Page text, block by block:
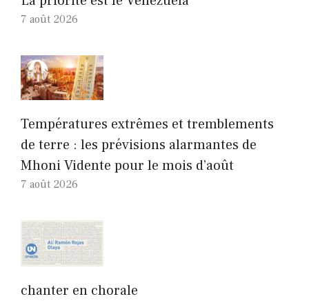
7 août 2026
Températures extrêmes et tremblements
de terre : les prévisions alarmantes de
Mhoni Vidente pour le mois d’août
7 août 2026
chanter en chorale